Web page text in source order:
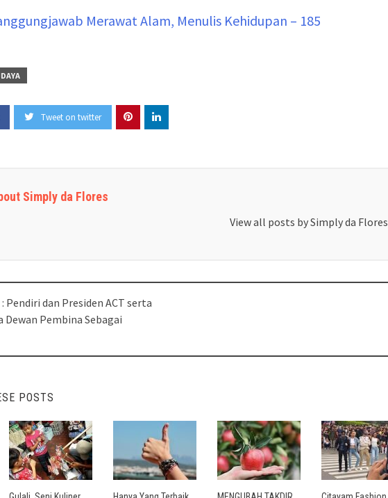
Merawat Alam, Menulis Kehidupan – 185
Tweet on twitter
Simply da Flores
View all posts by Simply da Flores
Pendiri dan Presiden ACT serta
Dewan Pembina Sebagai
POSTS